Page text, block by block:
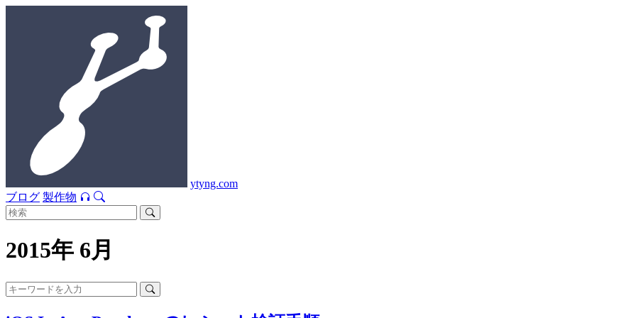
ytyng.com
ブログ 製作物
2015年 6月